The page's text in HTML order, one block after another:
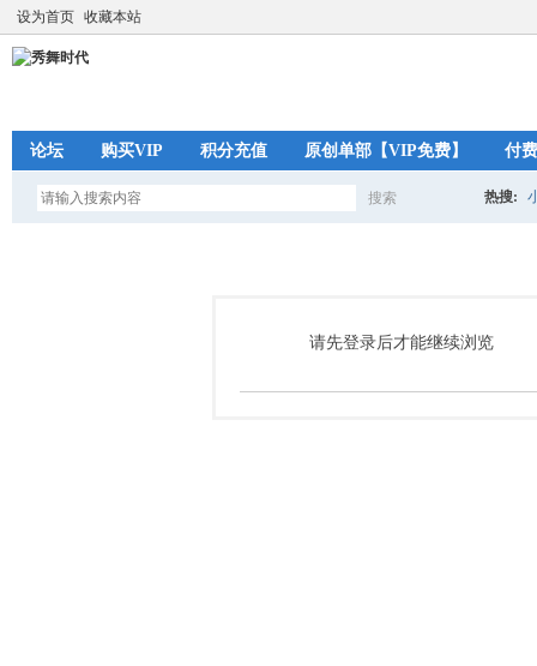
设为首页 收藏本站
论坛 购买VIP 积分充值 原创单部【VIP免费】 付
搜索
索
热搜:
请先登录后才能继续浏览